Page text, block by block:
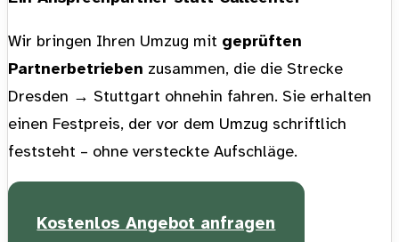
Wir bringen Ihren Umzug mit geprüften
Partnerbetrieben zusammen, die die Strecke
Dresden → Stuttgart ohnehin fahren. Sie erhalten
einen Festpreis, der vor dem Umzug schriftlich
feststeht – ohne versteckte Aufschläge.
Kostenlos Angebot anfragen